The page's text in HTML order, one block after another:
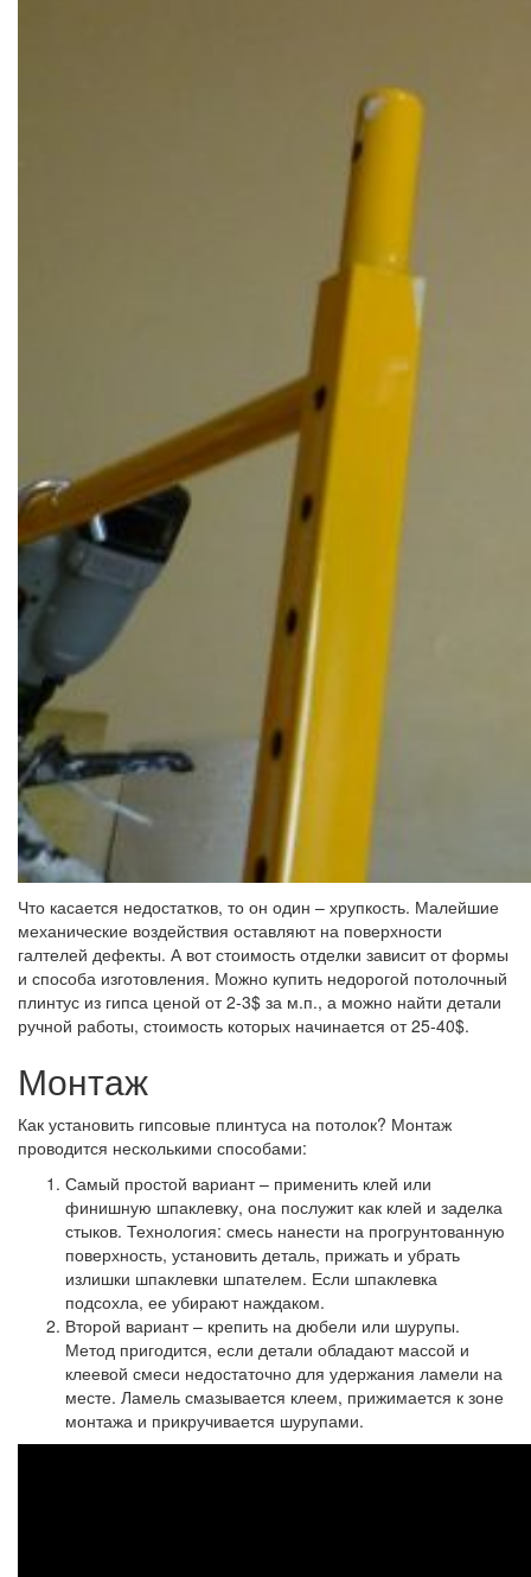
Что касается недостатков, то он один – хрупкость. Малейшие
механические воздействия оставляют на поверхности
галтелей дефекты. А вот стоимость отделки зависит от формы
и способа изготовления. Можно купить недорогой потолочный
плинтус из гипса ценой от 2-3$ за м.п., а можно найти детали
ручной работы, стоимость которых начинается от 25-40$.
Монтаж
Как установить гипсовые плинтуса на потолок? Монтаж
проводится несколькими способами:
Самый простой вариант– применить клей или
финишную шпаклевку, она послужит как клей и заделка
стыков. Технология: смесь нанести на прогрунтованную
поверхность, установить деталь, прижать и убрать
излишки шпаклевки шпателем. Если шпаклевка
подсохла, ее убирают наждаком.
Второй вариант– крепить на дюбели или шурупы.
Метод пригодится, если детали обладают массой и
клеевой смеси недостаточно для удержания ламели на
месте. Ламель смазывается клеем, прижимается к зоне
монтажа и прикручивается шурупами.